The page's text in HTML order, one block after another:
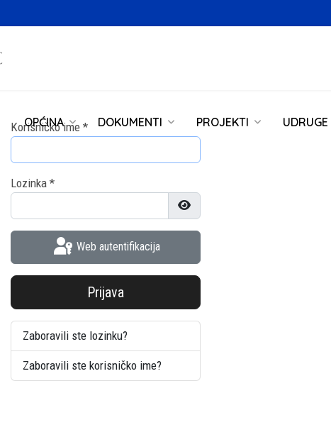
OPĆINA DOKUMENTI PROJEKTI UDRUGE
Korisničko ime*
Lozinka*
Prikaži lozinku
Web autentifikacija
Prijava
Zaboravili ste lozinku?
Zaboravili ste korisničko ime?